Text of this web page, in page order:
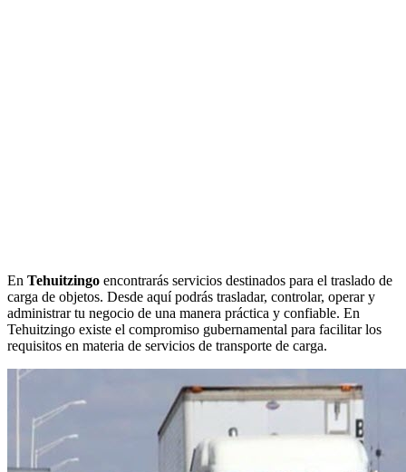
En Tehuitzingo encontrarás servicios destinados para el traslado de
carga de objetos. Desde aquí podrás trasladar, controlar, operar y
administrar tu negocio de una manera práctica y confiable. En
Tehuitzingo existe el compromiso gubernamental para facilitar los
requisitos en materia de servicios de transporte de carga.